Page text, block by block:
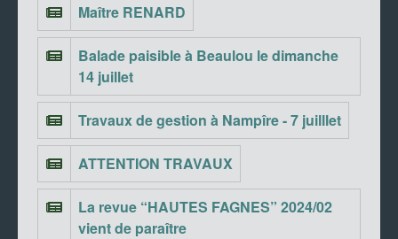
Maître RENARD
Balade paisible à Beaulou le dimanche
14 juillet
Travaux de gestion à Nampîre - 7 juilllet
ATTENTION TRAVAUX
La revue “HAUTES FAGNES” 2024/02
vient de paraître